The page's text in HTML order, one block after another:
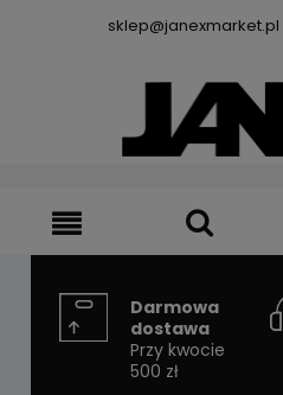
sklep@janexmarket.pl
Darmowa
dostawa
Przy kwocie
500 zł